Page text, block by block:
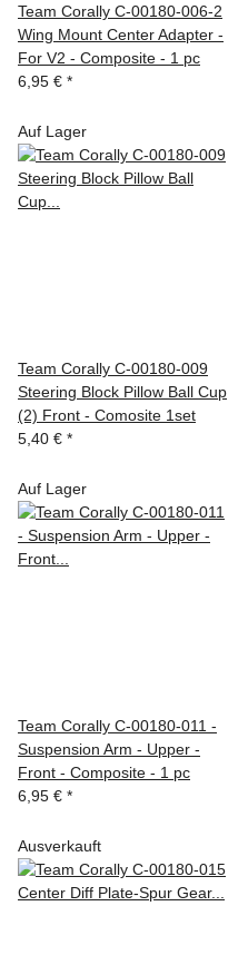
Team Corally C-00180-006-2
Wing Mount Center Adapter -
For V2 - Composite - 1 pc
6,95 € *
Auf Lager
Team Corally C-00180-009
Steering Block Pillow Ball Cup
(2) Front - Comosite 1set
5,40 € *
Auf Lager
Team Corally C-00180-011 -
Suspension Arm - Upper -
Front - Composite - 1 pc
6,95 € *
Ausverkauft